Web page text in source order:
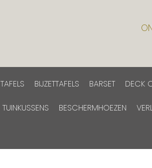
TAFELS BIJZETTAFELS BARSET DECK
TUINKUSSENS BESCHERMHOEZEN